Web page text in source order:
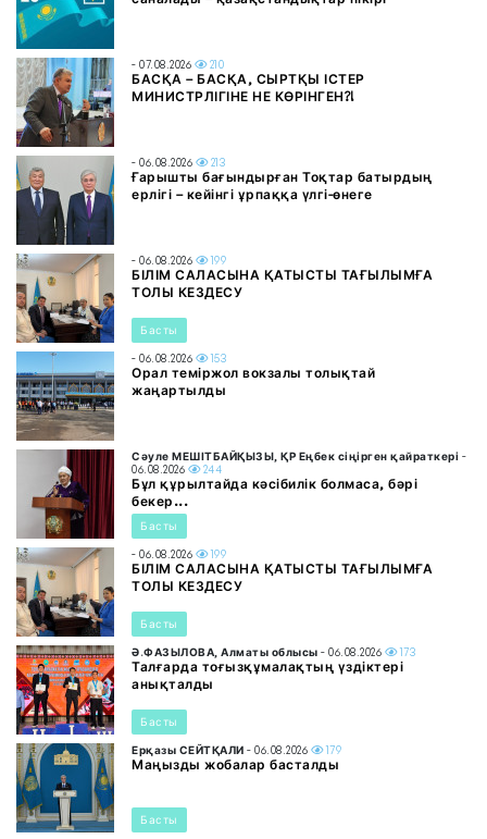
- 07.08.2026 210
БАСҚА – БАСҚА, СЫРТҚЫ ІСТЕР
МИНИСТРЛІГІНЕ НЕ КӨРІНГЕН?!
- 06.08.2026 213
Ғарышты бағындырған Тоқтар батырдың
ерлігі – кейінгі ұрпаққа үлгі-өнеге
- 06.08.2026 199
БІЛІМ САЛАСЫНА ҚАТЫСТЫ ТАҒЫЛЫМҒА
ТОЛЫ КЕЗДЕСУ
Басты
- 06.08.2026 153
Орал теміржол вокзалы толықтай
жаңартылды
Сәуле МЕШІТБАЙҚЫЗЫ, ҚР Еңбек сіңірген қайраткері -
06.08.2026
244
Бұл құрылтайда кәсібилік болмаса, бәрі
бекер...
Басты
- 06.08.2026 199
БІЛІМ САЛАСЫНА ҚАТЫСТЫ ТАҒЫЛЫМҒА
ТОЛЫ КЕЗДЕСУ
Басты
Ә.ФАЗЫЛОВА, Алматы облысы - 06.08.2026 173
Талғарда тоғызқұмалақтың үздіктері
анықталды
Басты
Ерқазы СЕЙТҚАЛИ - 06.08.2026 179
Маңызды жобалар басталды
Басты